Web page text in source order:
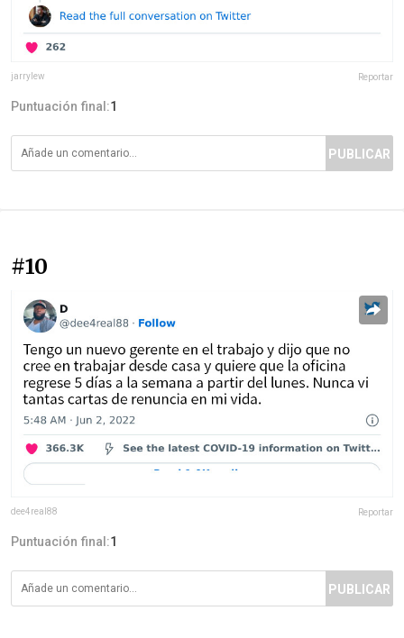
jarrylew Reportar
Puntuación final:1
PUBLICAR
#10
dee4real88 Reportar
Puntuación final:1
PUBLICAR